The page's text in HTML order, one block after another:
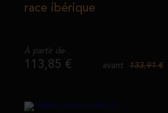
race ibérique
À partir de
113,85 € avant 133,91 €